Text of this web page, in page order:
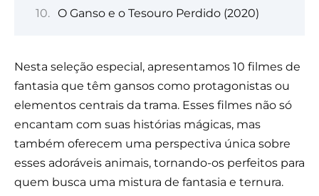
O Ganso e o Tesouro Perdido (2020)
Nesta seleção especial, apresentamos 10 filmes de
fantasia que têm gansos como protagonistas ou
elementos centrais da trama. Esses filmes não só
encantam com suas histórias mágicas, mas
também oferecem uma perspectiva única sobre
esses adoráveis animais, tornando-os perfeitos para
quem busca uma mistura de fantasia e ternura.